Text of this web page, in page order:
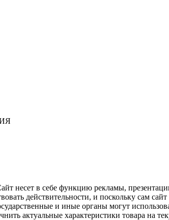
несет в себе функцию рекламы,
действительности, и поскольку сам
и иные органы могут
актуальные характеристики товара на